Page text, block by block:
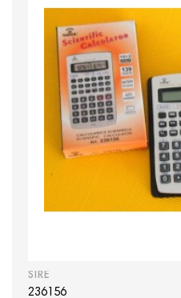
SIRE
236156